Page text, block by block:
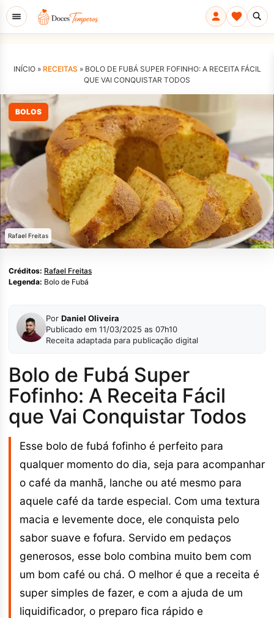
INÍCIO » RECEITAS » BOLO DE FUBÁ SUPER FOFINHO: A RECEITA FÁCIL
QUE VAI CONQUISTAR TODOS
BOLOS
Rafael Freitas
Créditos: Rafael Freitas
Legenda: Bolo de Fubá
Por Daniel Oliveira
Publicado em 11/03/2025 as 07h10
Receita adaptada para publicação digital
Bolo de Fubá Super
Fofinho: A Receita Fácil
que Vai Conquistar Todos
Esse bolo de fubá fofinho é perfeito para
qualquer momento do dia, seja para acompanhar
o café da manhã, lanche ou até mesmo para
aquele café da tarde especial. Com uma textura
macia e levemente doce, ele conquista pelo
sabor suave e fofura. Servido em pedaços
generosos, esse bolo combina muito bem com
um bom café ou chá. O melhor é que a receita é
super simples de fazer, e com a ajuda de um
liquidificador, o preparo fica rápido e